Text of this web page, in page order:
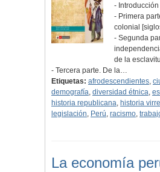
- Introducción
- Primera
colonial
- Segunda
de la
- Tercera parte. De la…
Etiquetas: afrodescendientes,
demografía, diversidad étnica,
historia republicana, historia
legislación, Perú, racismo,
La economía